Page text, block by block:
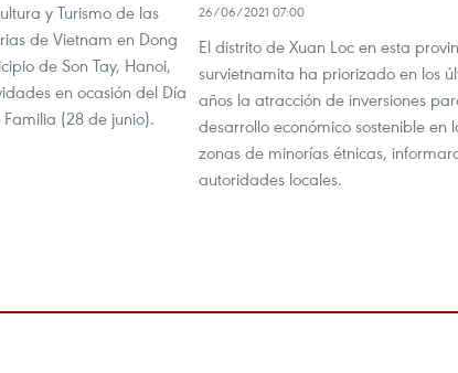
y Turismo de las
de Vietnam en Dong
de Son Tay, Hanoi,
en ocasión del Día
(28 de junio).
26/06/2021 07:00
El distrito de Xuan Loc en esta
survietnamita ha priorizado en los
años la atracción de inversiones
desarrollo económico sostenible en
zonas de minorías étnicas,
autoridades locales.